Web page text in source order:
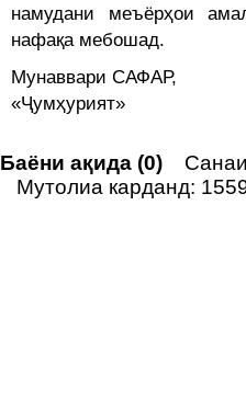
намудани меъёрҳои
нафақа мебошад.
Мунаввари САФАР,
«Ҷумҳурият»
Баёни ақида (0)
Мутолиа карданд: